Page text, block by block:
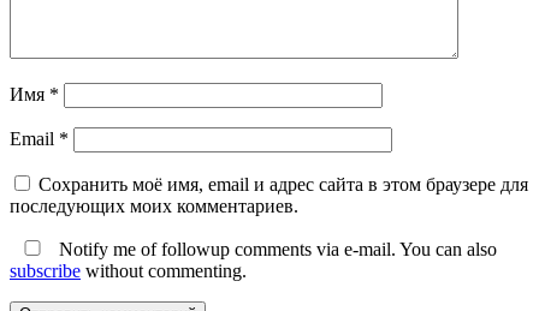
Имя *
Email *
Сохранить моё имя, email и адрес сайта в этом браузере для
последующих моих комментариев.
Notify me of followup comments via e-mail. You can also
subscribe without commenting.